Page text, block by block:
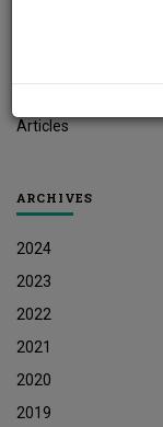
Articles
ARCHIVES
2024
2023
2022
2021
2020
2019